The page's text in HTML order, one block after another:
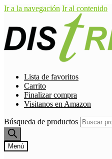
Ir a la navegación Ir al contenido
Lista de favoritos
Carrito
Finalizar compra
Visitanos en Amazon
Búsqueda de productos
Menú